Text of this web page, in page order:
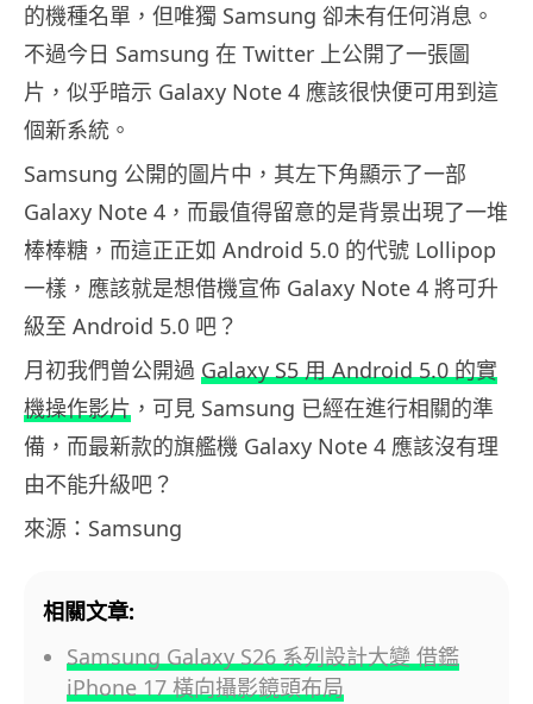
的機種名單，但唯獨 Samsung 卻未有任何消息。
不過今日 Samsung 在 Twitter 上公開了一張圖
片，似乎暗示 Galaxy Note 4 應該很快便可用到這
個新系統。
Samsung 公開的圖片中，其左下角顯示了一部
Galaxy Note 4，而最值得留意的是背景出現了一堆
棒棒糖，而這正正如 Android 5.0 的代號 Lollipop
一樣，應該就是想借機宣佈 Galaxy Note 4 將可升
級至 Android 5.0 吧？
月初我們曾公開過 Galaxy S5 用 Android 5.0 的實
機操作影片 ，可見 Samsung 已經在進行相關的準
備，而最新款的旗艦機 Galaxy Note 4 應該沒有理
由不能升級吧？
來源：Samsung
相關文章:
Samsung Galaxy S26 系列設計大變 借鑑
iPhone 17 橫向攝影鏡頭布局